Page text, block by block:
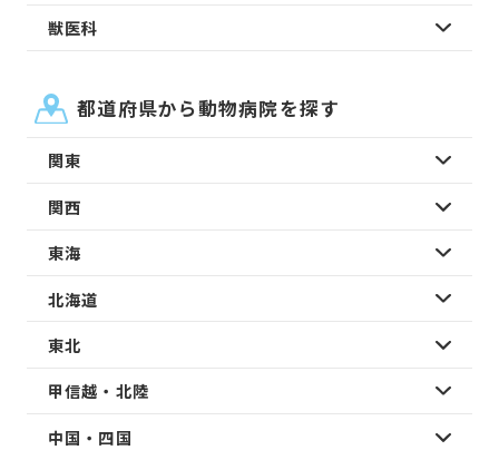
獣医科
都道府県から動物病院を探す
関東
関西
東海
北海道
東北
甲信越・北陸
中国・四国